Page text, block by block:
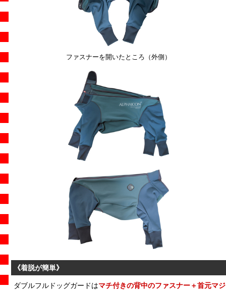
ファスナーを開いたところ（外側）
《着脱が簡単》
ダブルフルドッグガードはマチ付きの背中のファスナー＋首元マジ